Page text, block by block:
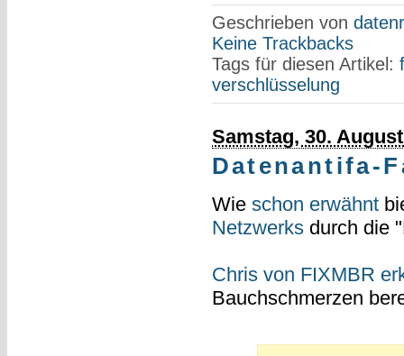
Geschrieben von
Keine Trackbacks
Tags für diesen Artikel:
verschlüsselung
Samstag, 30.
Datenantifa-
Wie schon erwähnt
Netzwerksdurch die
Chris von FIXMBR
Bauchschmerzen